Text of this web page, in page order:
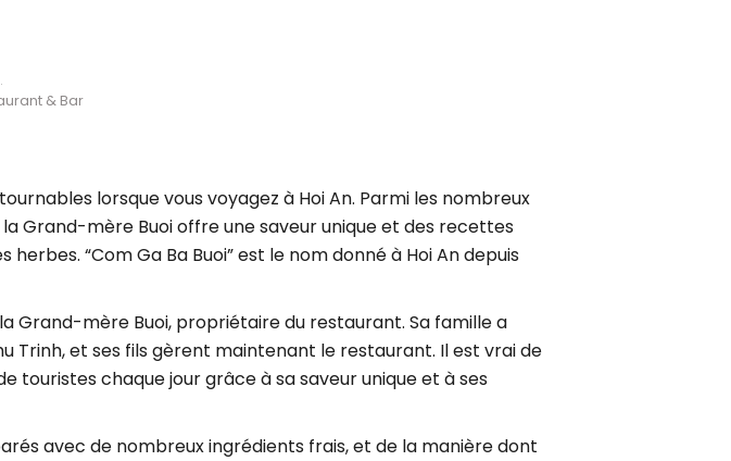
& Bar
lorsque vous voyagez à Hoi An. Parmi les nombreux
Grand-mère Buoi offre une saveur unique et des recettes
“Com Ga Ba Buoi” est le nom donné à Hoi An depuis
Grand-mère Buoi, propriétaire du restaurant. Sa famille a
Trinh, et ses fils gèrent maintenant le restaurant. Il est vrai de
touristes chaque jour grâce à sa saveur unique et à ses
avec de nombreux ingrédients frais, et de la manière dont